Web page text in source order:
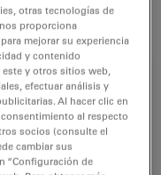
otras tecnologías de
proporciona
mejorar su experiencia
y contenido
y otros sitios web,
efectuar análisis y
Al hacer clic en
al respecto
socios (consulte el
cambiar sus
“Configuración de